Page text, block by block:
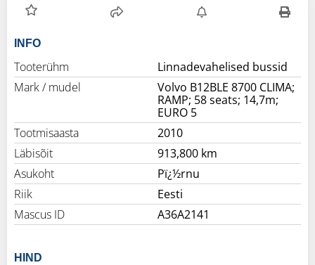
INFO
Tooterühm
Linnadevahelised bussid
Mark / mudel
Volvo B12BLE 8700 CLIMA;
RAMP; 58 seats; 14,7m;
EURO 5
Tootmisaasta
2010
Läbisõit
913,800 km
Asukoht
Pï¿½rnu
Riik
Eesti
Mascus ID
A36A2141
HIND